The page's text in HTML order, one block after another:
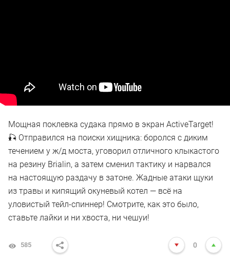
Мощная поклевка судака прямо в экран ActiveTarget!
🎣 Отправился на поиски хищника: боролся с диким
течением у ж/д моста, уговорил отличного клыкастого
на резину Brialin, а затем сменил тактику и нарвался
на настоящую раздачу в затоне. Жадные атаки щуки
из травы и кипящий окуневый котел — всё на
уловистый тейл-спиннер! Смотрите, как это было,
ставьте лайки и ни хвоста, ни чешуи!
585 0